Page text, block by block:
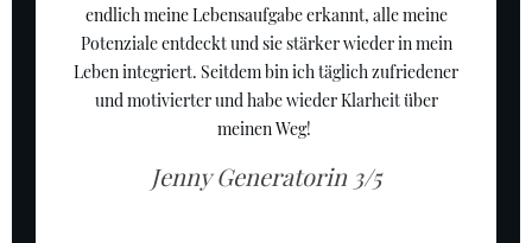
endlich meine Lebensaufgabe erkannt, alle meine
Potenziale entdeckt und sie stärker wieder in mein
Leben integriert. Seitdem bin ich täglich zufriedener
und motivierter und habe wieder Klarheit über
meinen Weg!
JennyGeneratorin 3/5